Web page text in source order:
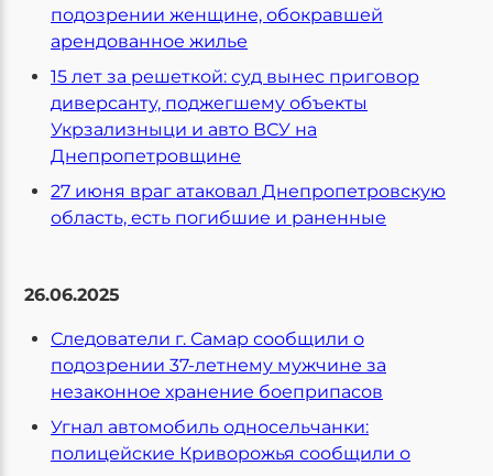
подозрении женщине, обокравшей
арендованное жилье
15 лет за решеткой: суд вынес приговор
диверсанту, поджегшему объекты
Укрзализныци и авто ВСУ на
Днепропетровщине
27 июня враг атаковал Днепропетровскую
область, есть погибшие и раненные
26.06.2025
Следователи г. Самар сообщили о
подозрении 37-летнему мужчине за
незаконное хранение боеприпасов
Угнал автомобиль односельчанки:
полицейские Криворожья сообщили о